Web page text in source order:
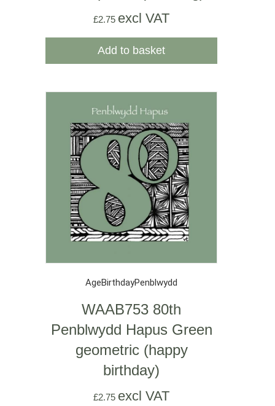
£2.75 excl VAT
Add to basket
AgeBirthdayPenblwydd
WAAB753 80th
Penblwydd Hapus Green
geometric (happy
birthday)
£2.75 excl VAT